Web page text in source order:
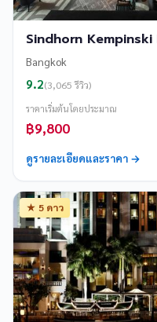
Sindhorn
Bangkok
9.2(3,065 รีวิว)
ราคาเริ่มต้นโดยประมาณ
฿9,800
ดูรายละเอียดและราคา →
★ 5 ดาว